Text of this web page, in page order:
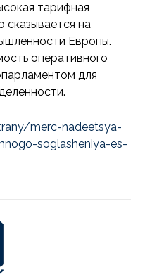
тарифная
сказывается на
Европы.
оперативного
для
merc-nadeetsya-
soglasheniya-es-